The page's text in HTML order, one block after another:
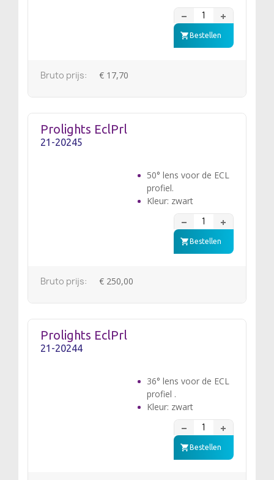
Bestellen
Bruto prijs: € 17,70
Prolights EclPrl
21-20245
50° lens voor de ECL
profiel.
Kleur: zwart
Bestellen
Bruto prijs: € 250,00
Prolights EclPrl
21-20244
36° lens voor de ECL
profiel .
Kleur: zwart
Bestellen